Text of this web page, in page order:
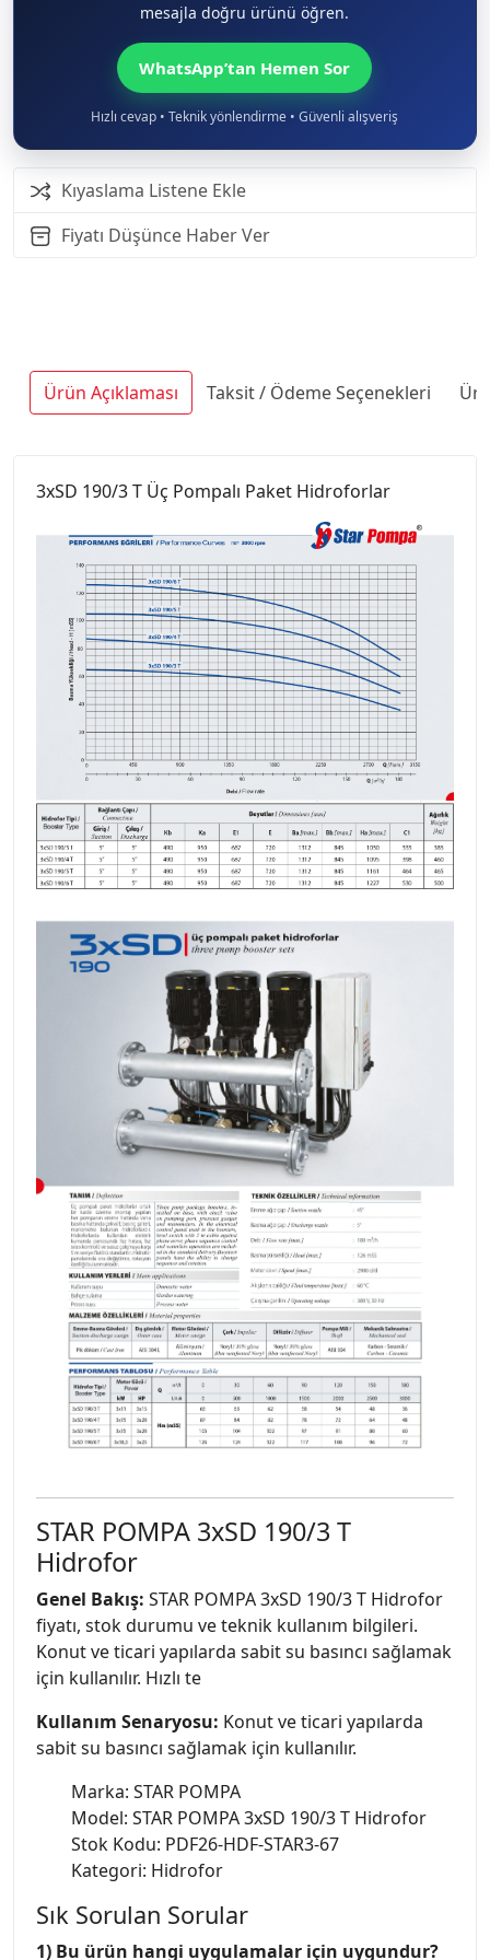
mesajla doğru ürünü öğren.
WhatsApp’tan Hemen Sor
Hızlı cevap • Teknik yönlendirme • Güvenli alışveriş
Kıyaslama Listene Ekle
Fiyatı Düşünce Haber Ver
Ürün Açıklaması Taksit / Ödeme Seçenekleri
3xSD 190/3 T Üç Pompalı Paket Hidroforlar
STAR POMPA 3xSD 190/3 T
Hidrofor
Genel Bakış: STAR POMPA 3xSD 190/3 T Hidrofor
fiyatı, stok durumu ve teknik kullanım bilgileri.
Konut ve ticari yapılarda sabit su basıncı sağlamak
için kullanılır. Hızlı te
Kullanım Senaryosu: Konut ve ticari yapılarda
sabit su basıncı sağlamak için kullanılır.
Marka: STAR POMPA
Model: STAR POMPA 3xSD 190/3 T Hidrofor
Stok Kodu: PDF26-HDF-STAR3-67
Kategori: Hidrofor
Sık Sorulan Sorular
1) Bu ürün hangi uygulamalar için uygundur?